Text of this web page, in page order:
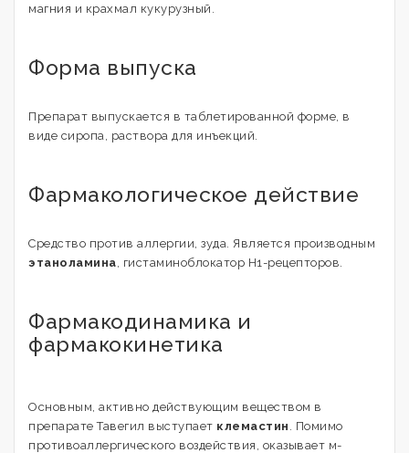
магния и крахмал кукурузный.
Форма выпуска
Препарат выпускается в таблетированной форме, в
виде сиропа, раствора для инъекций.
Фармакологическое действие
Средство против аллергии, зуда. Является производным
этаноламина , гистаминоблокатор Н1-рецепторов.
Фармакодинамика и
фармакокинетика
Основным, активно действующим веществом в
препарате Тавегил выступает клемастин . Помимо
противоаллергического воздействия, оказывает м-